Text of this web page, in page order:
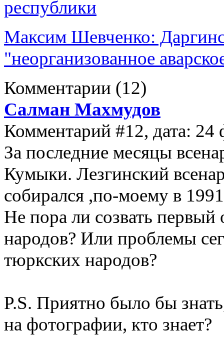
республики
Максим Шевченко:
"неорганизованное
Комментарии (12)
Салман Махмудов
Комментарий #12, дата: 24
За последние месяцы
Кумыки. Лезгинский
собирался ,по-моему в
Не пора ли созвать
народов? Или проблемы
тюркских народов?
P.S. Приятно было бы
на фотографии, кто знает?